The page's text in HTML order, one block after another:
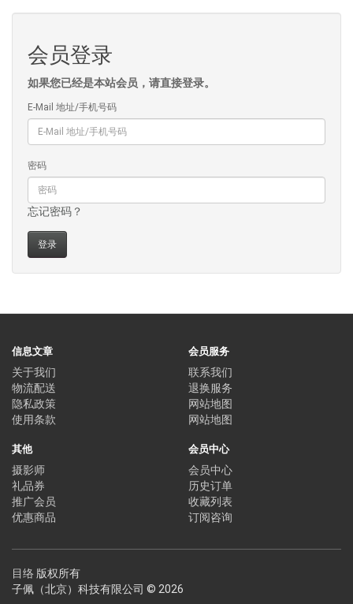
会员登录
如果您已经是本站会员，请直接登录。
E-Mail 地址/手机号码
密码
忘记密码？
信息文章
关于我们
物流配送
隐私政策
使用条款
会员服务
联系我们
退换服务
网站地图
网站地图
其他
摄影师
礼品券
推广会员
优惠商品
会员中心
会员中心
历史订单
收藏列表
订阅咨询
目络 版权所有
子佩（北京）科技有限公司 © 2026